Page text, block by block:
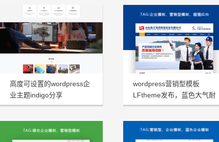
高度可设置的wordpress企
业主题indigo分享
wordpress营销型模板
LFtheme发布，蓝色大气耐
看型首选